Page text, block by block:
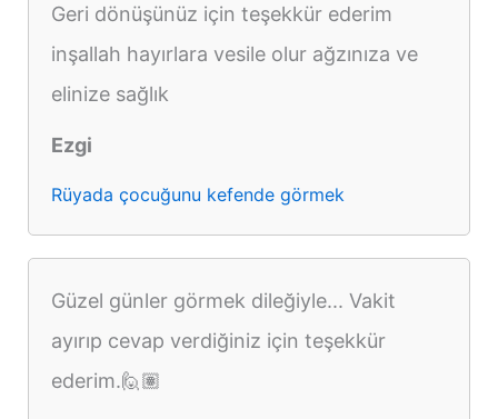
Geri dönüşünüz için teşekkür ederim
inşallah hayırlara vesile olur ağzınıza ve
elinize sağlık
Ezgi
Rüyada çocuğunu kefende görmek
Güzel günler görmek dileğiyle... Vakit
ayırıp cevap verdiğiniz için teşekkür
ederim.🙋🏽